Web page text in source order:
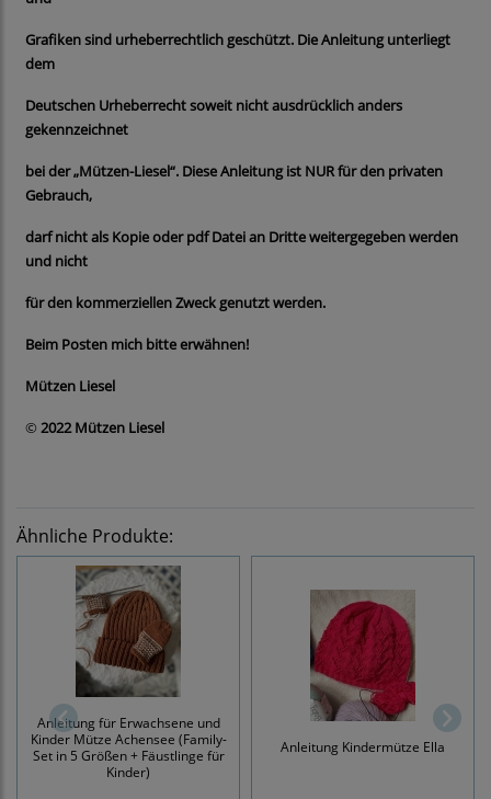
Grafiken sind urheberrechtlich geschützt. Die Anleitung unterliegt
dem
Deutschen Urheberrecht soweit nicht ausdrücklich anders
gekennzeichnet
bei der „Mützen-Liesel“. Diese Anleitung ist NUR für den privaten
Gebrauch,
darf nicht als Kopie oder pdf Datei an Dritte weitergegeben werden
und nicht
für den kommerziellen Zweck genutzt werden.
Beim Posten mich bitte erwähnen!
Mützen Liesel
© 2022 Mützen Liesel
Ähnliche Produkte:
Anleitung für Erwachsene und
Kinder Mütze Achensee (Family-
Set in 5 Größen + Fäustlinge für
Kinder)
Anleitung Kindermütze Ella